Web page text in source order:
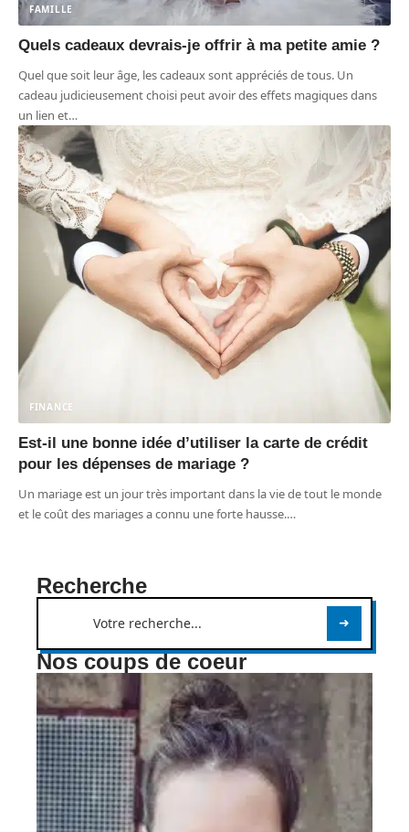
FAMILLE
Quels cadeaux devrais-je offrir à ma petite amie ?
Quel que soit leur âge, les cadeaux sont appréciés de tous. Un
cadeau judicieusement choisi peut avoir des effets magiques dans
un lien et…
FINANCE
Est-il une bonne idée d’utiliser la carte de crédit
pour les dépenses de mariage ?
Un mariage est un jour très important dans la vie de tout le monde
et le coût des mariages a connu une forte hausse.…
Recherche
Nos coups de coeur